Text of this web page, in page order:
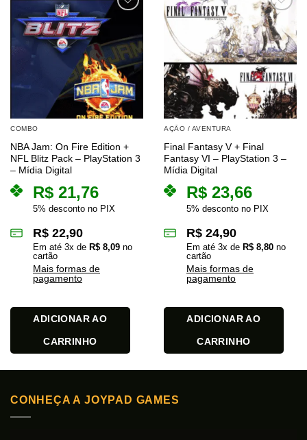
COMBO
NBA Jam: On Fire Edition +
NFL Blitz Pack – PlayStation 3
– Mídia Digital
R$ 21,76
5% desconto no PIX
R$ 22,90
Em até 3x de R$ 8,09 no
cartão
Mais formas de
pagamento
ADICIONAR AO
CARRINHO
AÇÃO / AVENTURA
Final Fantasy V + Final
Fantasy VI – PlayStation 3 –
Mídia Digital
R$ 23,66
5% desconto no PIX
R$ 24,90
Em até 3x de R$ 8,80 no
cartão
Mais formas de
pagamento
ADICIONAR AO
CARRINHO
CONHEÇA A JOYPAD GAMES